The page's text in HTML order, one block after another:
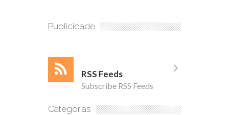
Publicidade
RSS Feeds
Subscribe RSS Feeds
Categorias